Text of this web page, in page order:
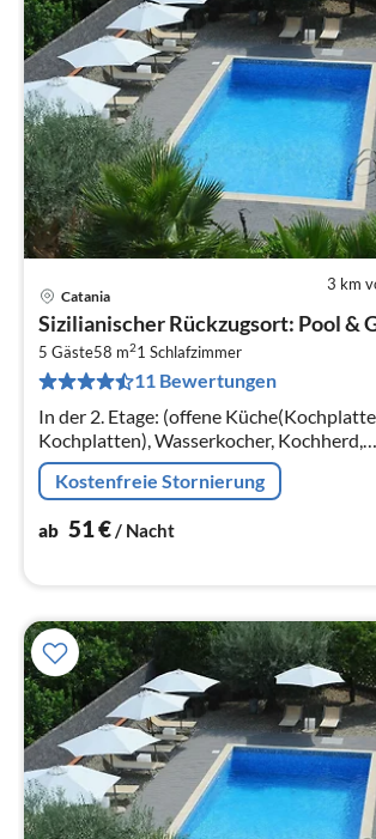
3 km
Catania
Sizilianischer Rückzugsort: Pool &
5 Gäste58 m21 Schlafzimmer
11 Bewertungen
In der 2. Etage: (offene
Kochplatten), Wasserkocher, Kochherd,
Dunstabzugshaube, Espressomaschine,
Mikrowelle, Kühl-/Gefrierkombination)
Kostenfreie Stornierung
ab 51€/ Nacht